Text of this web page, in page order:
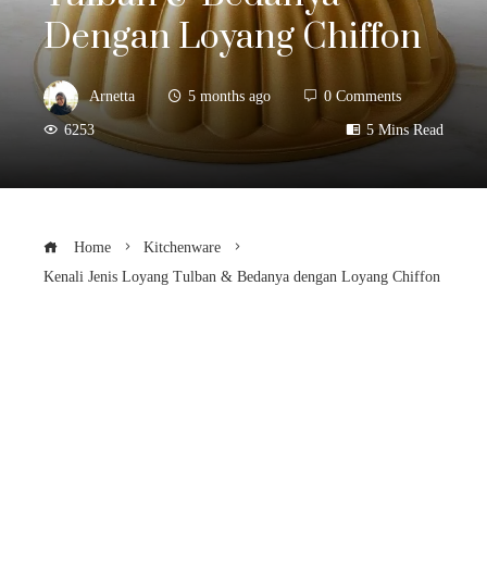
Dengan Loyang Chiffon
Arnetta 5 months ago 0 Comments
6253 5 Mins Read
Home
Kitchenware
Kenali Jenis Loyang Tulban & Bedanya dengan Loyang Chiffon